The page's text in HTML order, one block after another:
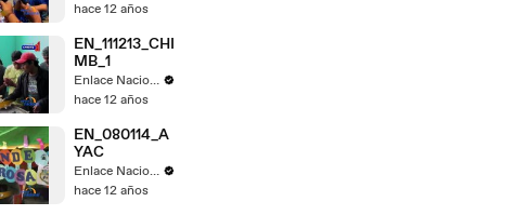
hace 12 años
EN_111213_CHI
MB_1
Enlace Nacional
hace 12 años
EN_080114_A
YAC
Enlace Nacional
hace 12 años